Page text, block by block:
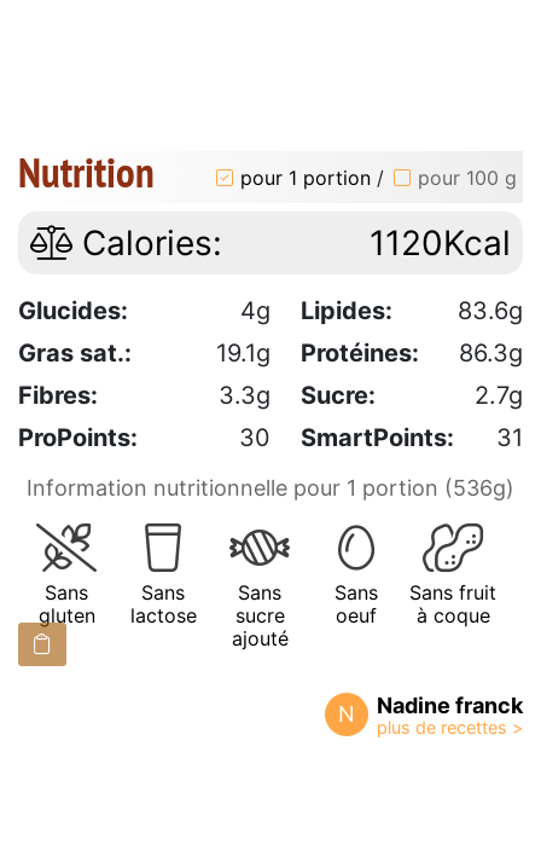
Nutrition pour 1 portion / pour 100 g
Calories: 1120Kcal
Glucides: 4g Lipides:
83.6g
Gras sat.:
19.1g Protéines:
86.3g
Fibres:
3.3g Sucre:
2.7g
ProPoints:
30 SmartPoints: 31
Information nutritionnelle pour 1 portion (536g)
Sans
gluten
Sans
lactose
Sans
sucre
ajouté
Sans
oeuf
Sans fruit
à coque
N Nadine franck